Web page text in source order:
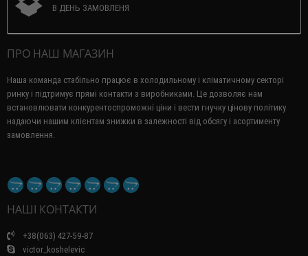
В ДЕНЬ ЗАМОВЛЕНЯ
ПРО НАШ МАГАЗИН
Наша команда стабільно працює в холодильному і кліматичному секторі
ринку і підтримує прямі контакти з виробниками. Це дозволяє нам
встановлювати конкурентоспроможні ціни і вести гнучку цінову політику
надаючи нашим клієнтам знижки в залежності від обсягу і асортименту
замовлення.
НАШІ КОНТАКТИ
+38(063) 427-59-87
victor_koshelevic